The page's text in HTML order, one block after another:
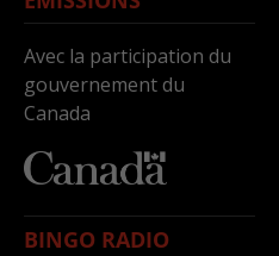
Avec la participation du
gouvernement du
Canada
BINGO RADIO